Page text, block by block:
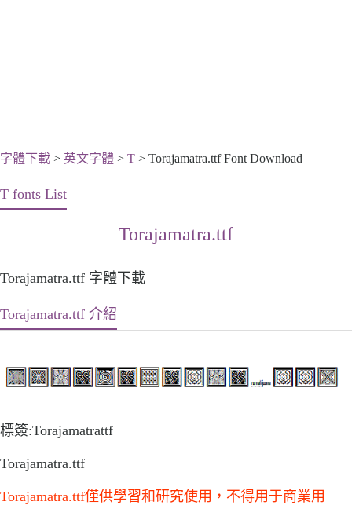
字體下載 > 英文字體 > T > Torajamatra.ttf Font Download
T fonts List
Torajamatra.ttf
Torajamatra.ttf 字體下載
Torajamatra.ttf 介紹
標簽:Torajamatrattf
Torajamatra.ttf
Torajamatra.ttf僅供學習和研究使用，不得用于商業用